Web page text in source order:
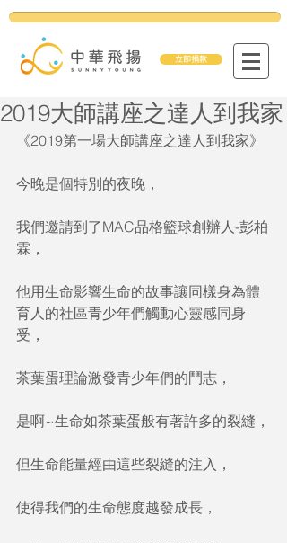
立即捐款
2019大師講座之達人到我家
《2019第一場大師講座之達人到我家》
今晚是個特別的夜晚，
我們邀請到了MAC品格籃球創辦人-彭柏
霖，
他用生命影響生命的故事讓同樣身為體
育人的社區青少年們觸動心靈感同身
受，
茶葉蛋理論激發青少年們的鬥志，
是啊~生命如茶葉蛋般有著許多的裂縫，
但生命能量經由這些裂縫的注入，
使得我們的生命態度越發成長，